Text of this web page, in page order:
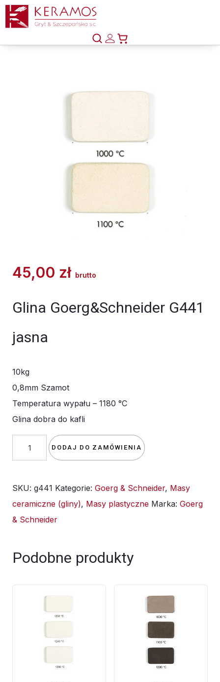
45,00 zł brutto
Glina Goerg&Schneider G441
jasna
10kg
0,8mm Szamot
Temperatura wypału – 1180 °C
Glina dobra do kafli
Glina
G441
jasna
0,8mm
10kg
DODAJ DO ZAMÓWIENIA
SKU: g441 Kategorie: Goerg & Schneider, Masy
ceramiczne (gliny), Masy plastyczne Marka: Goerg
& Schneider
Podobne produkty